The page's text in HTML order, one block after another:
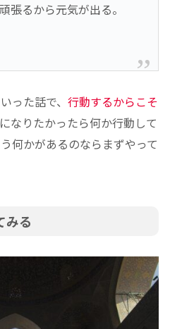
張るから元気が出る。
った話で、 行動するからこそ
なりたかったら何か行動して
何かがあるのならまずやって
みる